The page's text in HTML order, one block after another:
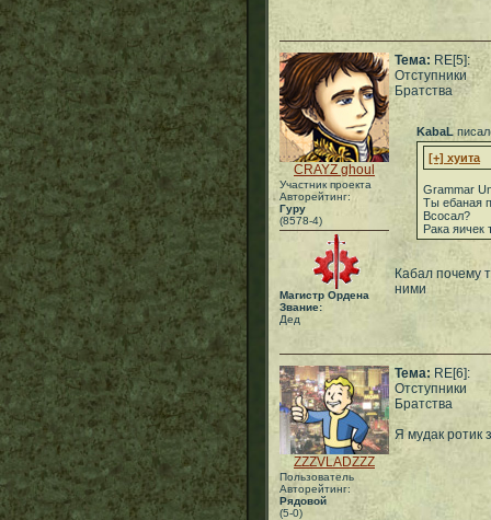
CRAYZ ghoul
Участник проекта
Авторейтинг:
Гуру
(8578-4)
Магистр Ордена
Звание:
Дед
Тема: RE[5]:
Отступники
Братства
KabaL
[+] хуита
Grammar
Ты ебаная
Всосал?
Рака яичек
Кабал почему
ними
ZZZVLADZZZ
Пользователь
Авторейтинг:
Рядовой
(5-0)
Тема: RE[6]:
Отступники
Братства
Я мудак ротик